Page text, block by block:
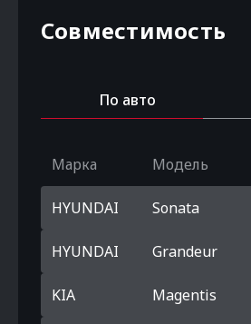
Совместимость
По авто
Марка Модель
HYUNDAI Sonata
HYUNDAI Grandeur
KIA Magentis